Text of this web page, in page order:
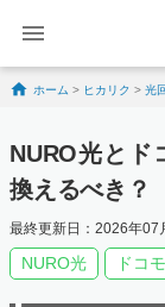
Skip to content
ホーム > ヒカリク > 光
NURO光とド
換えるべき？
最終更新日：2026年07
NURO光 ドコ